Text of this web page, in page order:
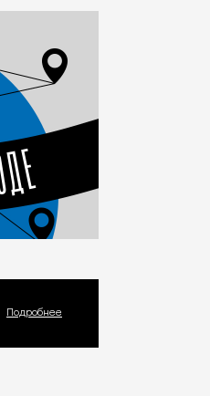
Подробнее